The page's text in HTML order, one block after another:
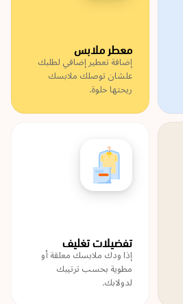
معطر ملابس
إضافة تعطير إضافي لطلبك
علشان توصلك ملابسك
ريحتها حلوة.
تفضيلات تغليف
إذا ودك ملابسك معلقة أو
مطوية بحسب ترتيبك
لدولابك.